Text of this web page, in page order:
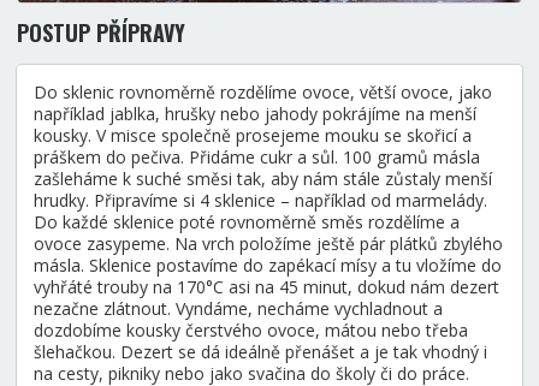
POSTUP PŘÍPRAVY
Do sklenic rovnoměrně rozdělíme ovoce, větší ovoce, jako
například jablka, hrušky nebo jahody pokrájíme na menší
kousky. V misce společně prosejeme mouku se skořicí a
práškem do pečiva. Přidáme cukr a sůl. 100 gramů másla
zašleháme k suché směsi tak, aby nám stále zůstaly menší
hrudky. Připravíme si 4 sklenice – například od marmelády.
Do každé sklenice poté rovnoměrně směs rozdělíme a
ovoce zasypeme. Na vrch položíme ještě pár plátků zbylého
másla. Sklenice postavíme do zapékací mísy a tu vložíme do
vyhřáté trouby na 170°C asi na 45 minut, dokud nám dezert
nezačne zlátnout. Vyndáme, necháme vychladnout a
dozdobíme kousky čerstvého ovoce, mátou nebo třeba
šlehačkou. Dezert se dá ideálně přenášet a je tak vhodný i
na cesty, pikniky nebo jako svačina do školy či do práce.